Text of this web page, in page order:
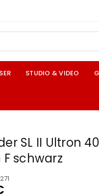
STUDIO & VIDEO
SL II Ultron
schwarz